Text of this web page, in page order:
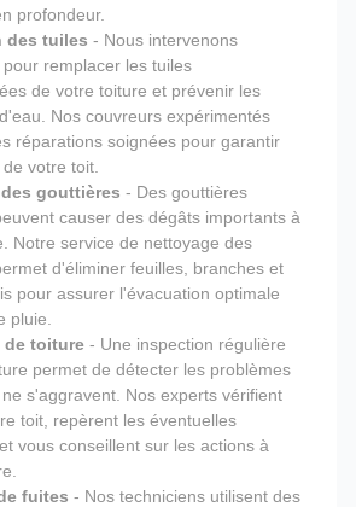
profondeur.
des tuiles - Nous intervenons
remplacer les tuiles
de votre toiture et prévenir les
Nos couvreurs expérimentés
réparations soignées pour garantir
votre toit.
gouttières - Des gouttières
causer des dégâts importants à
Notre service de nettoyage des
d'éliminer feuilles, branches et
pour assurer l'évacuation optimale
pluie.
de toiture - Une inspection régulière
permet de détecter les problèmes
s'aggravent. Nos experts vérifient
toit, repèrent les éventuelles
vous conseillent sur les actions à
fuites - Nos techniciens utilisent des